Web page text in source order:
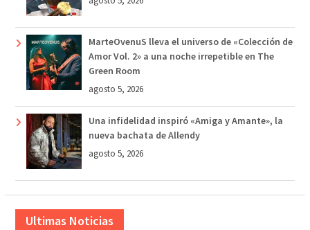
MarteOvenuS lleva el universo de «Colección de
Amor Vol. 2» a una noche irrepetible en The
Green Room
agosto 5, 2026
Una infidelidad inspiró «Amiga y Amante», la
nueva bachata de Allendy
agosto 5, 2026
Ultimas Noticias